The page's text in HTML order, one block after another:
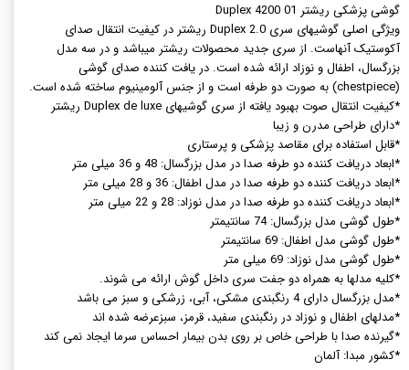
گوشی پزشکی ریشتر Duplex 4200 01
ویژگی اصلی گوشیهای سری Duplex 2.0 ریشتر در کیفیت انتقال صدای
آکوستیک آنهاست. از سری جدید محصولات ریشتر میباشد و در سه مدل
بزرگسال، اطفال و نوزاد ارائه شده است. در یافت کننده صدای گوشی
(chestpiece) به صورت دو طرفه است و از جنس آلومینیوم ساخته شده است.
*کیفیت انتقال صوت بهبود یافته از سری گوشیهای Duplex de luxe ریشتر
*دارای طراحی مدرن و زیبا
*قابل استفاده برای مقاصد پزشکی و پرستاری
*ابعاد دریافت کننده دو طرفه صدا در مدل بزرگسال: 48 و 36 میلی متر
*ابعاد دریافت کننده دو طرفه صدا در مدل اطفال: 36 و 28 میلی متر
*ابعاد دریافت کننده دو طرفه صدا در مدل نوزاد: 28 و 22 میلی متر
*طول گوشی مدل بزرگسال: 74 سانتیمتر
*طول گوشی مدل اطفال: 69 سانتیمتر
*طول گوشی مدل نوزاد: 69 میلی متر
*کلیه مدلها به همراه دو جفت سری داخل گوش ارائه می شوند.
*مدل بزرگسال دارای 4 رنگبندی مشکی، آبی، زرشکی و سبز می باشد
*مدلهای اطفال و نوزاد در رنگبندی سفید، قرمز، سبزعرضه شده اند
*گیرنده صدا با طراحی خاص بر روی بدن بیمار احساس سرما ایجاد نمی کند
*کشور مبدا: آلمان